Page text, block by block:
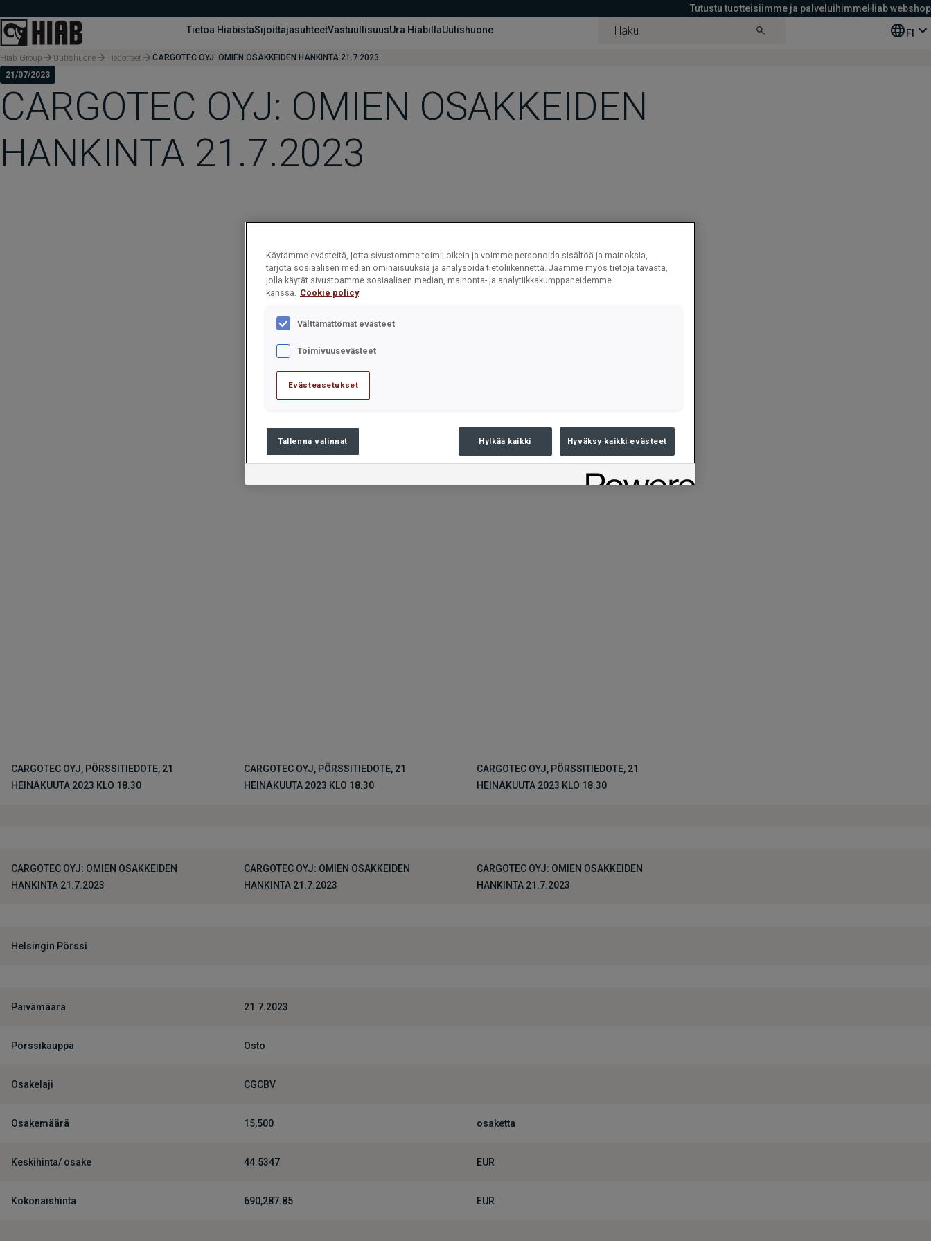
Tutustu tuotteisiimme ja palveluihimmeHiab webshop
Tietoa HiabistaSijoittajasuhteetVastuullisuusUra HiabillaUutishuone FI
Hiab Group Uutishuone Tiedotteet
CARGOTEC OYJ: OMIEN OSAKKEIDEN HANKINTA 21.7.2023
21/07/2023
CARGOTEC OYJ: OMIEN OSAKKEIDEN
HANKINTA 21.7.2023
CARGOTEC OYJ, PÖRSSITIEDOTE, 21
HEINÄKUUTA 2023 KLO 18.30
CARGOTEC OYJ, PÖRSSITIEDOTE, 21
HEINÄKUUTA 2023 KLO 18.30
CARGOTEC OYJ, PÖRSSITIEDOTE, 21
HEINÄKUUTA 2023 KLO 18.30
CARGOTEC OYJ: OMIEN OSAKKEIDEN
HANKINTA 21.7.2023
CARGOTEC OYJ: OMIEN OSAKKEIDEN
HANKINTA 21.7.2023
CARGOTEC OYJ: OMIEN OSAKKEIDEN
HANKINTA 21.7.2023
Helsingin Pörssi
Päivämäärä 21.7.2023
Pörssikauppa Osto
Osakelaji CGCBV
Osakemäärä 15,500 osaketta
Keskihinta/ osake 44.5347 EUR
Kokonaishinta 690,287.85 EUR
Käytämme evästeitä, jotta sivustomme toimii oikein ja voimme personoida sisältöä ja mainoksia,
tarjota sosiaalisen median ominaisuuksia ja analysoida tietoliikennettä. Jaamme myös tietoja tavasta,
jolla käytät sivustoamme sosiaalisen median, mainonta- ja analytiikkakumppaneidemme
kanssa. Cookie policy
Välttämättömät evästeet
Toimivuusevästeet
Evästeasetukset
Tallenna valinnat Hylkää kaikki Hyväksy kaikki evästeet